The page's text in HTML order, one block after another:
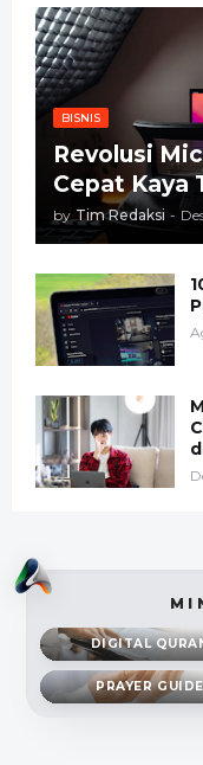
BISNIS
Revolusi
Cepat Kaya
by Tim Redaksi -
DIGITAL
PRAYER GUIDE